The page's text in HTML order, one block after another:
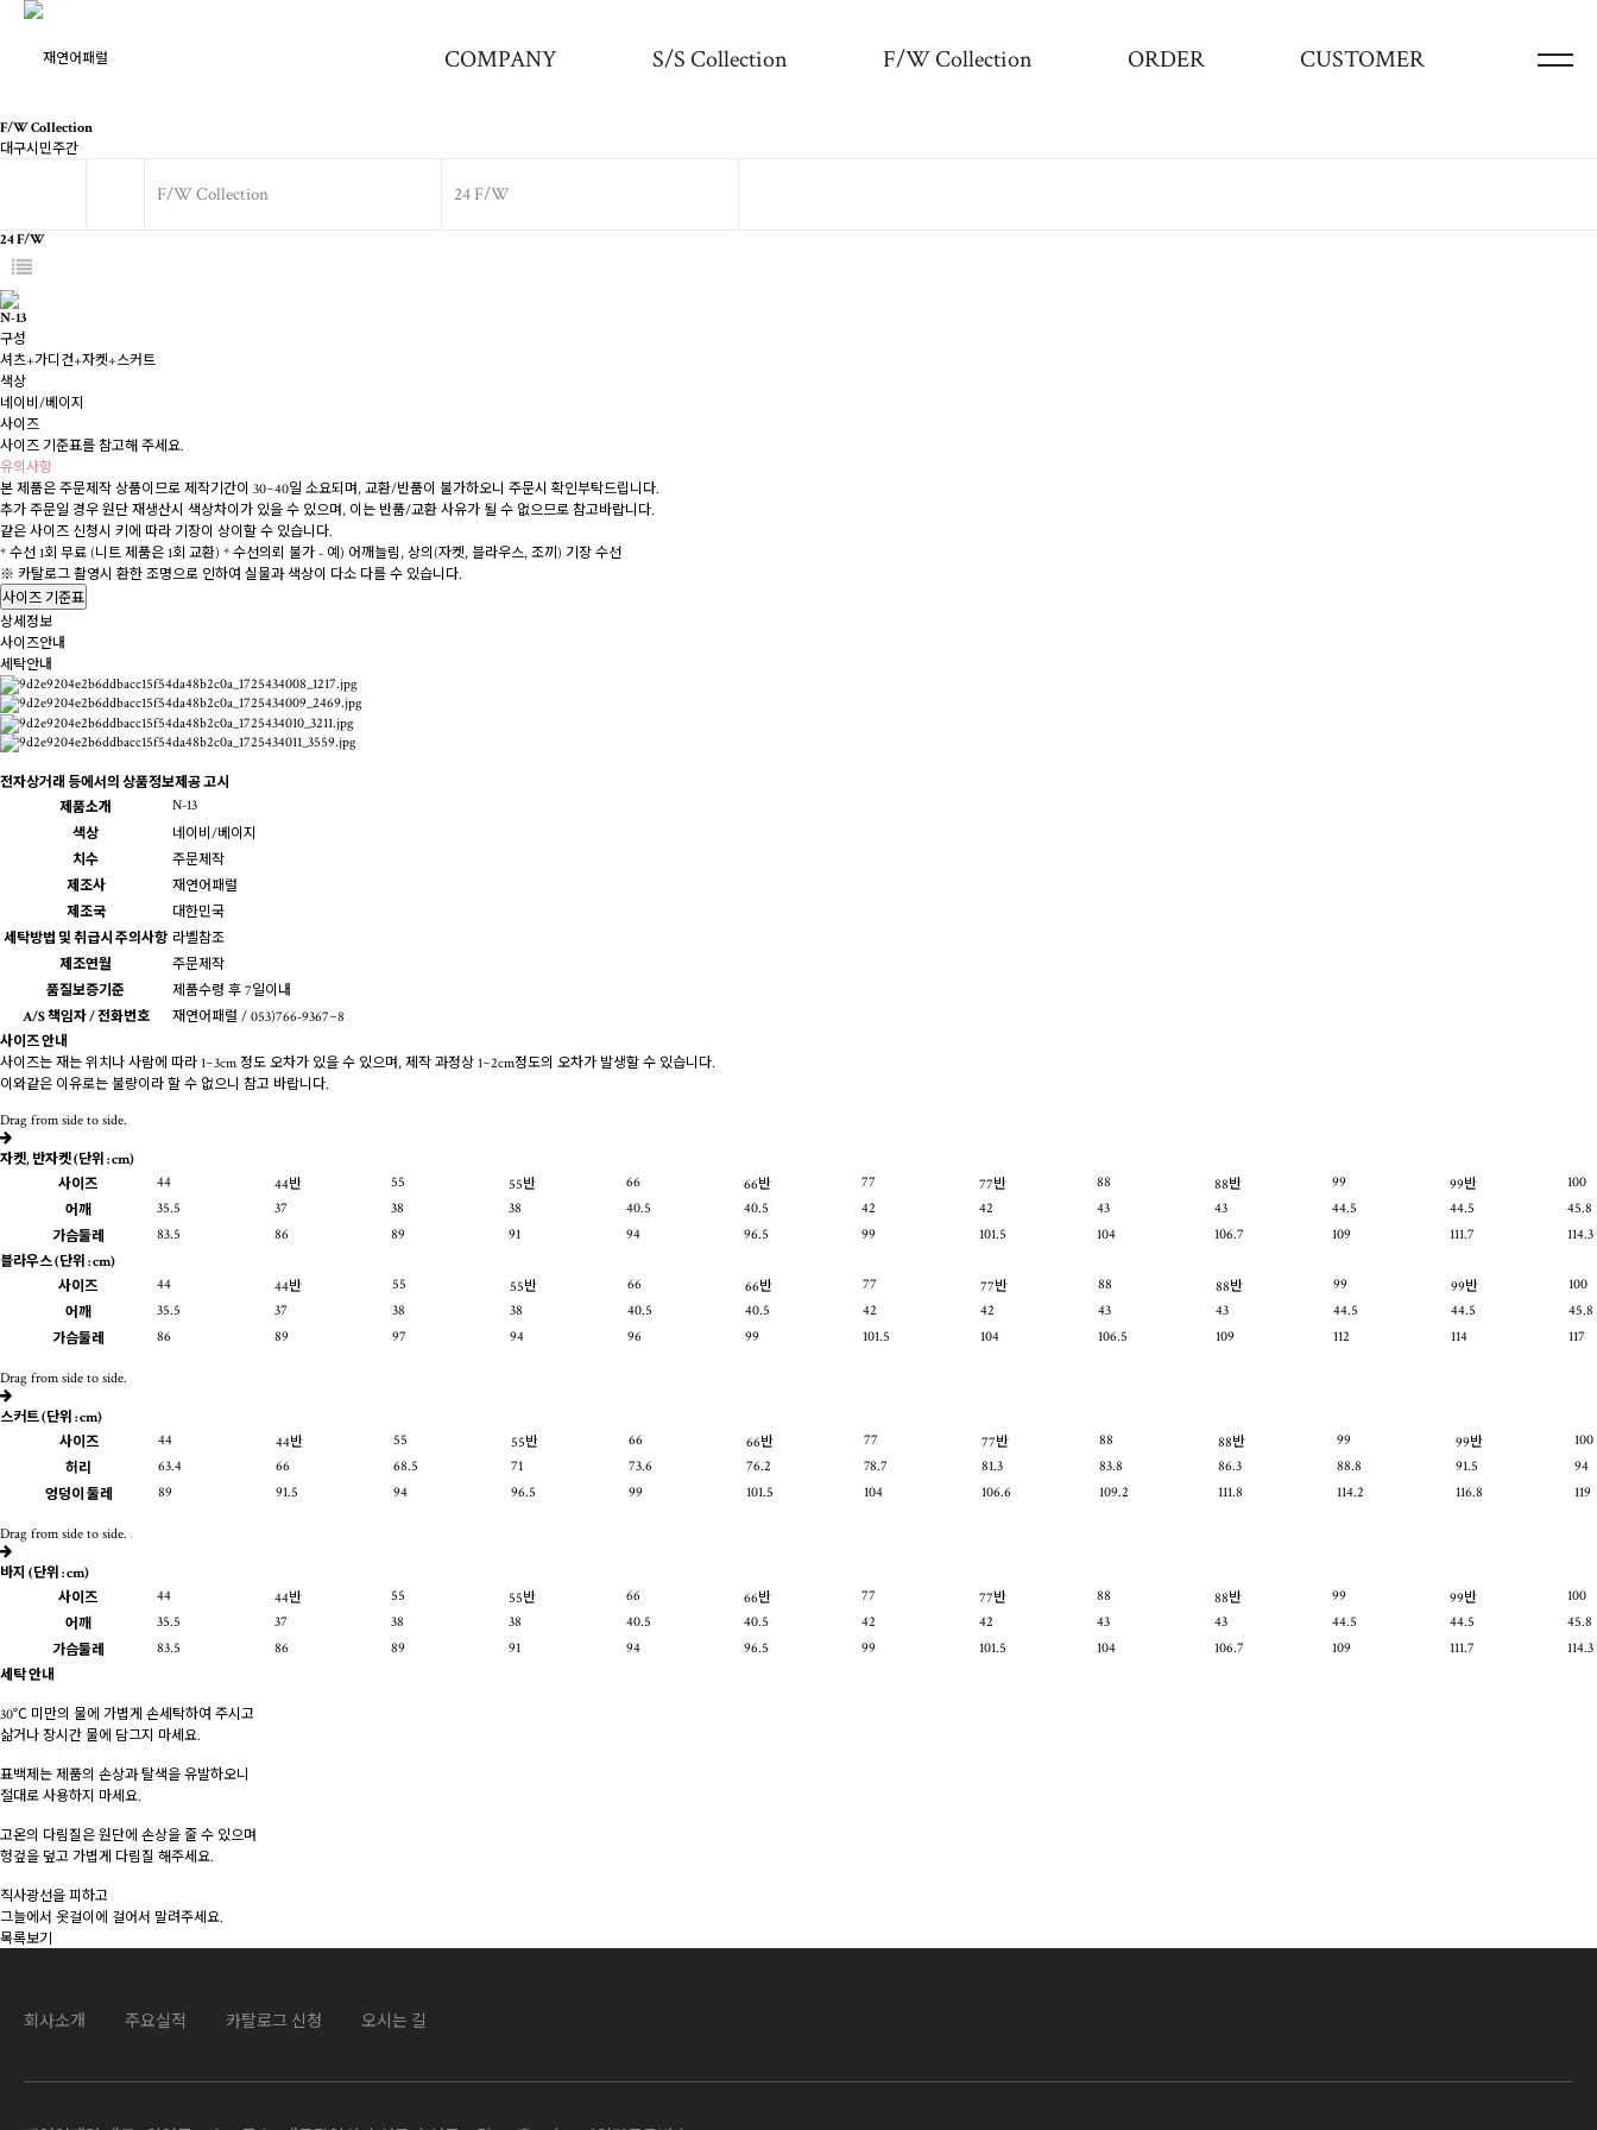
COMPANY S/S Collection F/W Collection ORDER CUSTOMER
F/W Collection
대구시민주간
F/W Collection 24 F/W
24 F/W
N-13
구성
셔츠+가디건+자켓+스커트
색상
네이비/베이지
사이즈
사이즈 기준표를 참고해 주세요.
유의사항
본 제품은 주문제작 상품이므로 제작기간이 30~40일 소요되며, 교환/반품이 불가하오니 주문시 확인부탁드립니다.
추가 주문일 경우 원단 재생산시 색상차이가 있을 수 있으며, 이는 반품/교환 사유가 될 수 없으므로 참고바랍니다.
같은 사이즈 신청시 키에 따라 기장이 상이할 수 있습니다.
* 수선 1회 무료 (니트 제품은 1회 교환) * 수선의뢰 불가 - 예) 어깨늘림, 상의(자켓, 블라우스, 조끼) 기장 수선
※ 카탈로그 촬영시 환한 조명으로 인하여 실물과 색상이 다소 다를 수 있습니다.
사이즈 기준표
상세정보
사이즈안내
세탁안내
전자상거래 등에서의 상품정보제공 고시
제품소개
N-13
색상
네이비/베이지
치수
주문제작
제조사
재연어패럴
제조국
대한민국
세탁방법 및 취급시 주의사항 라벨참조
제조연월
주문제작
품질보증기준
제품수령 후 7일이내
A/S 책임자 / 전화번호
재연어패럴 / 053)766-9367~8
사이즈 안내
사이즈는 재는 위치나 사람에 따라 1~3cm 정도 오차가 있을 수 있으며, 제작 과정상 1~2cm정도의 오차가 발생할 수 있습니다.
이와같은 이유로는 불량이라 할 수 없으니 참고 바랍니다.
Drag from side to side.
자켓, 반자켓(단위 : cm)
사이즈
44 44반 55 55반 66 66반 77 77반 88 88반 99 99반
100
어깨
35.5 37 38 38 40.5 40.5 42 42 43 43 44.5 44.5
45.8
가슴둘레
83.5 86 89 91 94 96.5 99 101.5 104 106.7 109 111.7
114.3
블라우스(단위 : cm)
사이즈
44 44반 55 55반 66 66반 77 77반 88 88반 99 99반
100
어깨
35.5 37 38 38 40.5 40.5 42 42 43 43 44.5 44.5
45.8
가슴둘레
86 89 97 94 96 99 101.5 104 106.5 109 112 114 117
Drag from side to side.
스커트(단위 : cm)
사이즈
44 44반 55 55반 66 66반 77 77반 88 88반 99 99반
100
허리
63.4 66 68.5 71 73.6 76.2 78.7 81.3 83.8 86.3 88.8 91.5
94
엉덩이 둘레
89 91.5 94 96.5 99 101.5 104 106.6 109.2 111.8 114.2 116.8 119
Drag from side to side.
바지 (단위 : cm)
사이즈
44 44반 55 55반 66 66반 77 77반 88 88반 99 99반
100
어깨
35.5 37 38 38 40.5 40.5 42 42 43 43 44.5 44.5
45.8
가슴둘레
83.5 86 89 91 94 96.5 99 101.5 104 106.7 109 111.7
114.3
세탁 안내
30℃ 미만의 물에 가볍게 손세탁하여 주시고
삶거나 장시간 물에 담그지 마세요.
표백제는 제품의 손상과 탈색을 유발하오니
절대로 사용하지 마세요.
고온의 다림질은 원단에 손상을 줄 수 있으며
헝겊을 덮고 가볍게 다림질 해주세요.
직사광선을 피하고
그늘에서 옷걸이에 걸어서 말려주세요.
목록보기
회사소개 주요실적 카탈로그 신청 오시는 길